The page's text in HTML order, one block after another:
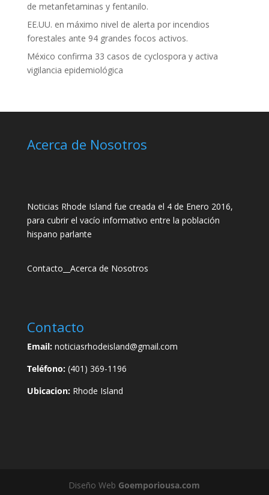
de metanfetaminas y fentanilo.
EE.UU. en máximo nivel de alerta por incendios
forestales ante 94 grandes focos activos.
México confirma 33 casos de cyclospora y activa
vigilancia epidemiológica
Acerca de Nosotros
Noticias Rhode Island fue creada el 4 de Enero 2016,
para cubrir el vacío informativo entre la población
hispano parlante
Contacto Acerca de Nosotros
Contacto
Email:noticiasrhodeisland@gmail.com
Teléfono:(401) 369-1196
Ubicacion:Rhode Island
Diseño Web Goemporiousa.com